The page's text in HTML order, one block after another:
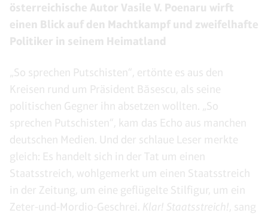
österreichische Autor Vasile V. Poenaru wirft
einen Blick auf den Machtkampf und zweifelhafte
Politiker in seinem Heimatland
„So sprechen Putschisten“, ertönte es aus den
Kreisen rund um Präsident Băsescu, als seine
politischen Gegner ihn absetzen wollten. „So
sprechen Putschisten“, kam das Echo aus manchen
deutschen Medien. Und der schlaue Leser merkte
gleich: Es handelt sich in der Tat um einen
Staatsstreich, wohlgemerkt um einen Staatsstreich
in der Zeitung, um eine geflügelte Stilfigur, um ein
Zeter-und-Mordio-Geschrei. Klar! Staatsstreich!, sang